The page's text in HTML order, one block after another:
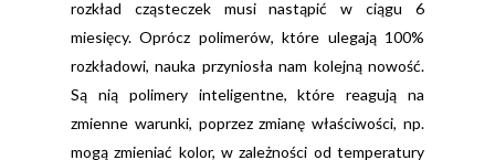
rozkład cząsteczek musi nastąpić w ciągu 6
miesięcy. Oprócz polimerów, które ulegają 100%
rozkładowi, nauka przyniosła nam kolejną nowość.
Są nią polimery inteligentne, które reagują na
zmienne warunki, poprzez zmianę właściwości, np.
mogą zmieniać kolor, w zależności od temperatury